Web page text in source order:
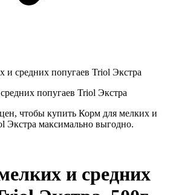
и средних попугаев Triol Экстра
чтобы купить Корм для мелких и
Экстра максимально выгодно.
и средних